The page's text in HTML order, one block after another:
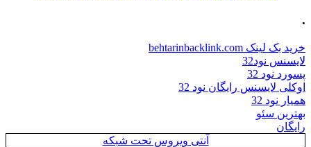
.
خرید بک لینک behtarinbacklink.com
لایسنس نود32
پسورد نود 32
اوکلی لایسنس رایگان نود 32
همیار نود 32
بهترین سئو
رایگان
آنتی ویروس تحت شبکه